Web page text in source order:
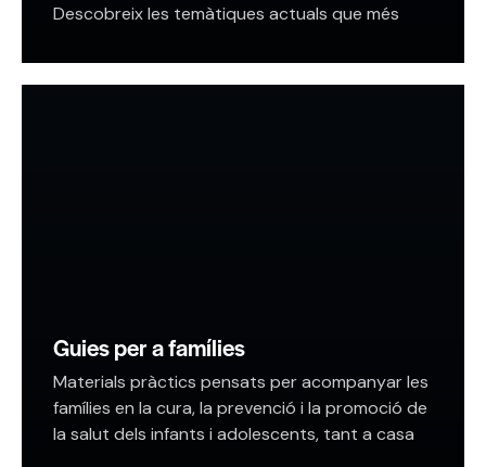
Descobreix les temàtiques actuals que més
professionals de cada àmbit.…
Guies per a famílies
Materials pràctics pensats per acompanyar les
famílies en la cura, la prevenció i la promoció de
la salut dels infants i adolescents, tant a casa